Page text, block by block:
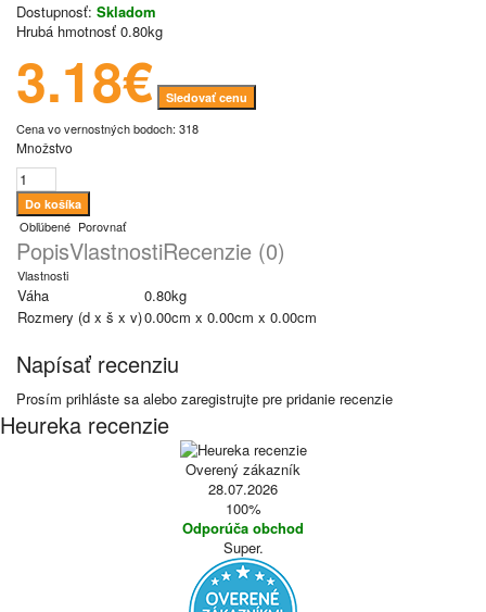
Dostupnosť: Skladom
Hrubá hmotnosť 0.80kg
3.18€ Sledovať cenu
Cena vo vernostných bodoch: 318
Množstvo
Obľúbené Porovnať
PopisVlastnostiRecenzie (0)
Vlastnosti
Váha
0.80kg
Rozmery (d x š x v)0.00cm x 0.00cm x 0.00cm
Napísať recenziu
Prosím prihláste sa alebo zaregistrujte pre pridanie recenzie
Heureka recenzie
Overený zákazník
28.07.2026
100%
Odporúča obchod
Super.